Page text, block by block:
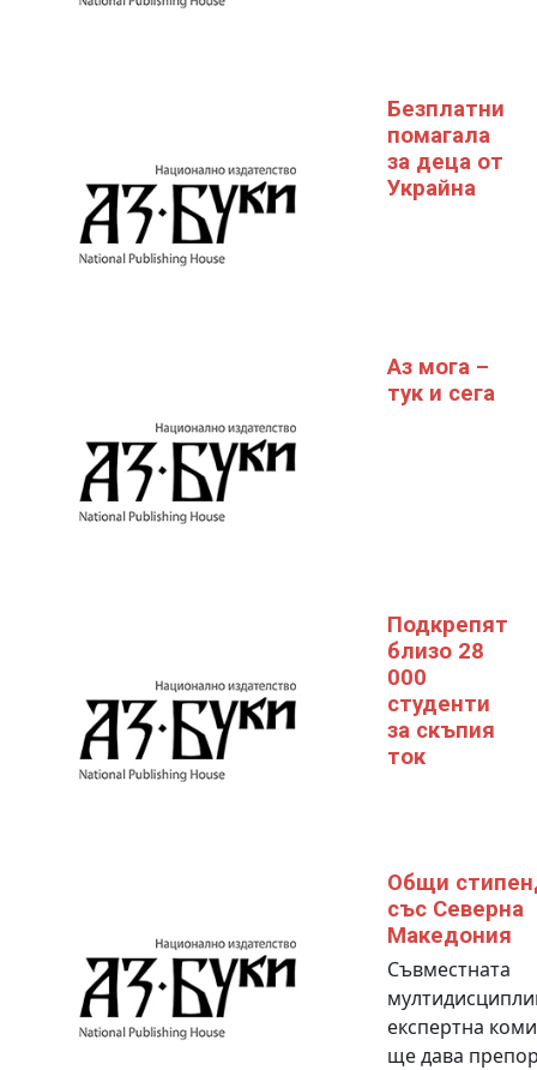
Безплатни
помагала
за деца от
Украйна
Аз мога –
тук и сега
Подкрепят
близо 28
000
студенти
за скъпия
ток
Общи
със Северна
Македония
Съвместната
експертна
ще дава